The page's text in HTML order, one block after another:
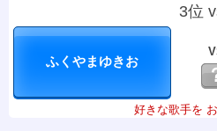
3位
好きな歌手を